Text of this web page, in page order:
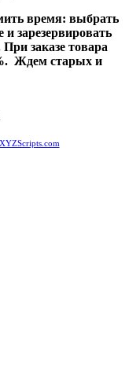
время: выбрать
зарезервировать
заказе товара
Ждем старых и
XYZScripts.com